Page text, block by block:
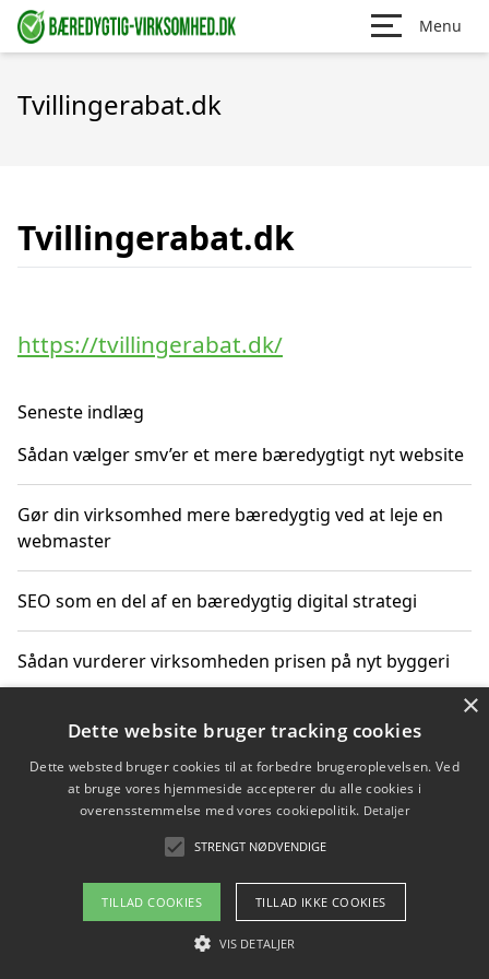
Menu
Tvillingerabat.dk
Tvillingerabat.dk
https://tvillingerabat.dk/
Seneste indlæg
Sådan vælger smv’er et mere bæredygtigt nyt website
Gør din virksomhed mere bæredygtig ved at leje en
webmaster
SEO som en del af en bæredygtig digital strategi
Sådan vurderer virksomheden prisen på nyt byggeri
Sådan får du hjælp til en hjemmeside uden binding
Copyright 2026 - Pilanto Aps
Om / kontakt
Blog Betingelser
×
Dette website bruger tracking cookies
Dette websted bruger cookies til at forbedre brugeroplevelsen. Ved
at bruge vores hjemmeside accepterer du alle cookies i
overensstemmelse med vores cookiepolitik. Detaljer
STRENGT NØDVENDIGE
TILLAD COOKIES TILLAD IKKE COOKIES
VIS DETALJER